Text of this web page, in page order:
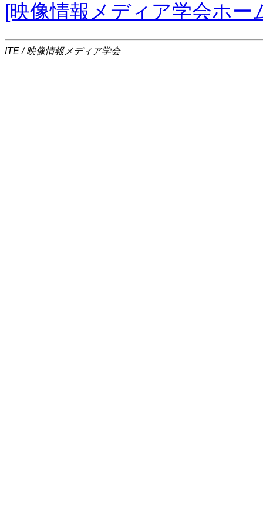
[映像情報メディア学会ホー
ITE / 映像情報メディア学会